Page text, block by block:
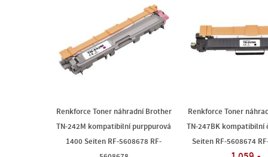
Renkforce Toner náhradní Brother
TN-242M kompatibilní purppurová
1400 Seiten RF-5608678 RF-
Renkforce Toner
TN-247BK kompatibilní
Seiten RF-5608674